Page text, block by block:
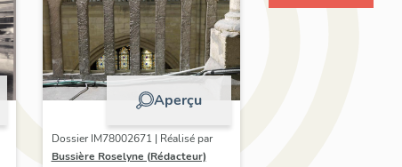
Aperçu
Dossier IM78002671 | Réalisé par
Bussière Roselyne (Rédacteur)